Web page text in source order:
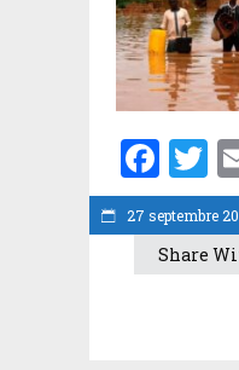
27 septembre
Share